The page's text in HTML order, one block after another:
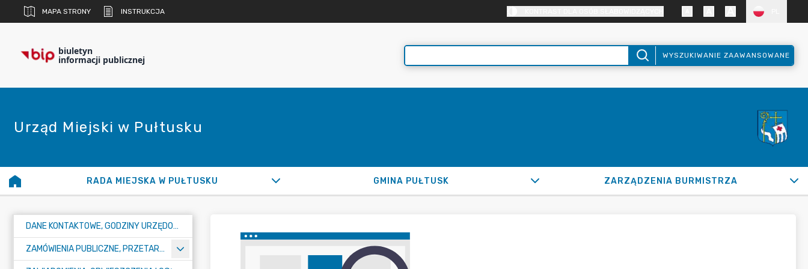
MAPA STRONY INSTRUKCJA
biuletyn
informacji publicznej WYSZUKIWANIE ZAAWANSOWANE
Urząd Miejski w Pułtusku
RADA MIEJSKA W PUŁTUSKU GMINA PUŁTUSK ZARZĄDZENIA BURMISTRZA
DANE KONTAKTOWE, GODZINY URZĘDOWANIA I NUMER KONTA BANKOWEGO
ZAMÓWIENIA PUBLICZNE, PRZETARGI, KONKURSY